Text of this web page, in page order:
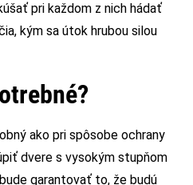
pri každom z nich hádať
kým sa útok hrubou silou
ako pri spôsobe ochrany
dvere s vysokým stupňom
garantovať to, že budú